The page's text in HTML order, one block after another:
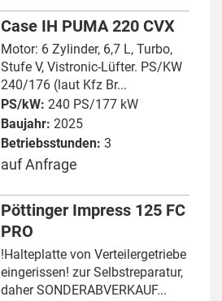
Case IH PUMA 220 CVX
Motor: 6 Zylinder, 6,7 L, Turbo,
Stufe V, Vistronic-Lüfter. PS/KW
240/176 (laut Kfz Br...
PS/kW: 240 PS/177 kW
Baujahr: 2025
Betriebsstunden: 3
auf Anfrage
Pöttinger Impress 125 FC
PRO
!Halteplatte von Verteilergetriebe
eingerissen! zur Selbstreparatur,
daher SONDERABVERKAUF...